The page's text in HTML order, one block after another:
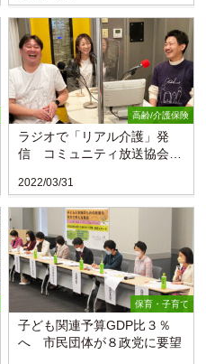
高齢/介護保険
ラジオで「リアル介護」発
信 コミュニティ放送協会近
2022/03/31
保育・子育て
子ども関連予算GDP比３％
へ 市民団体が８政党に要望